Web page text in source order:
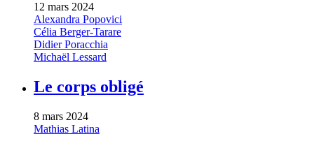
12 mars 2024
Alexandra Popovici
Célia Berger-Tarare
Didier Poracchia
Michaël Lessard
Le corps obligé
8 mars 2024
Mathias Latina